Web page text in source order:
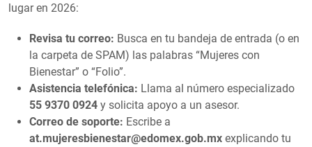
lugar en 2026:
Revisa tu correo: Busca en tu bandeja de entrada (o en
la carpeta de SPAM) las palabras “Mujeres con
Bienestar” o “Folio”.
Asistencia telefónica: Llama al número especializado
55 9370 0924 y solicita apoyo a un asesor.
Correo de soporte: Escribe a
at.mujeresbienestar@edomex.gob.mx explicando tu